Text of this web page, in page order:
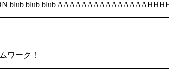
blub blub blub
ワーク！